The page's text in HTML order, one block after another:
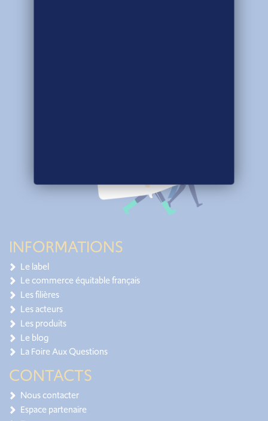
INFORMATIONS
Le label
Le commerce équitable français
Les filières
Les acteurs
Les produits
Le blog
La Foire Aux Questions
CONTACTS
Nous contacter
Espace partenaire